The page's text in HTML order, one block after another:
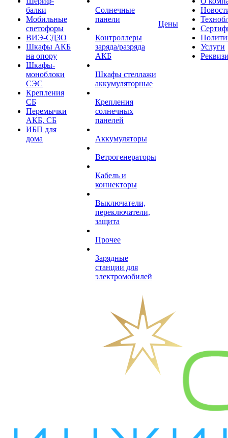
балки
Мобильные
светофоры
ВИЭ-СДЗО
Шкафы АКБ
на опору
Шкафы-
моноблоки
СЭС
Крепления
СБ
Перемычки
АКБ, СБ
ИБП для
дома
Солнечные
панели
Контроллеры
заряда/разряда
АКБ
Шкафы стеллажи
аккумуляторные
Крепления
солнечных
панелей
Аккумуляторы
Ветрогенераторы
Кабель и
коннекторы
Выключатели,
переключатели,
защита
Прочее
Зарядные
станции для
электромобилей
Цены
Услуги